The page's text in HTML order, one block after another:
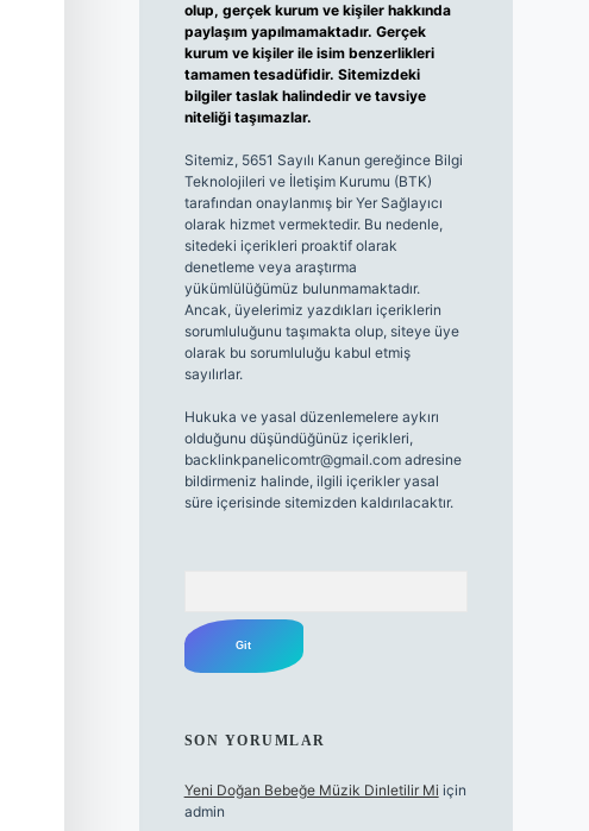
olup, gerçek kurum ve kişiler hakkında
paylaşım yapılmamaktadır. Gerçek
kurum ve kişiler ile isim benzerlikleri
tamamen tesadüfidir. Sitemizdeki
bilgiler taslak halindedir ve tavsiye
niteliği taşımazlar.
Sitemiz, 5651 Sayılı Kanun gereğince Bilgi
Teknolojileri ve İletişim Kurumu (BTK)
tarafından onaylanmış bir Yer Sağlayıcı
olarak hizmet vermektedir. Bu nedenle,
sitedeki içerikleri proaktif olarak
denetleme veya araştırma
yükümlülüğümüz bulunmamaktadır.
Ancak, üyelerimiz yazdıkları içeriklerin
sorumluluğunu taşımakta olup, siteye üye
olarak bu sorumluluğu kabul etmiş
sayılırlar.
Hukuka ve yasal düzenlemelere aykırı
olduğunu düşündüğünüz içerikleri,
backlinkpanelicomtr@gmail.comadresine
bildirmeniz halinde, ilgili içerikler yasal
süre içerisinde sitemizden kaldırılacaktır.
SON YORUMLAR
Yeni Doğan Bebeğe Müzik Dinletilir Mi için
admin